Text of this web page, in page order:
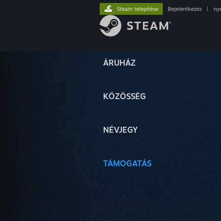
ÁRUHÁZ
KÖZÖSSÉG
NÉVJEGY
TÁMOGATÁS
Steam telepítése Bejelentkezés